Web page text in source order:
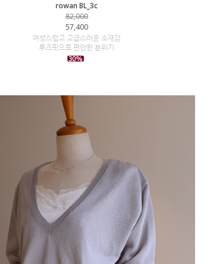
rowan BL_3c
82,000
57,400
여성스럽고 고급스러운 소재감
루즈핏으로 편안한 분위기